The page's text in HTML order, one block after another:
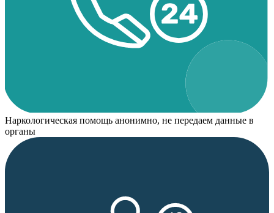
Наркологическая помощь анонимно, не передаем данные в
органы